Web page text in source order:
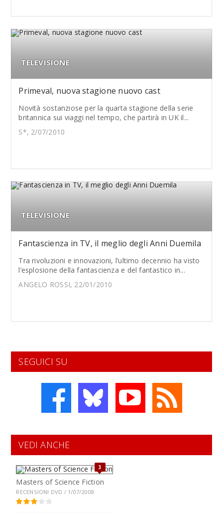
TELEVISIONE
Primeval, nuova stagione nuovo cast
Novità sostanziose per la quarta stagione della serie
britannica sui viaggi nel tempo, che partirà in UK il...
S*, 2/07/2010
TELEVISIONE
Fantascienza in TV, il meglio degli Anni Duemila
Tra rivoluzioni e innovazioni, l’ultimo decennio ha visto
l’esplosione della fantascienza e del fantastico in...
ANGELO ROSSI, 22/01/2010
SEGUICI SU
VEDI ANCHE
3
Masters of Science Fiction
RECENSIONI DVD / 1/07/2008